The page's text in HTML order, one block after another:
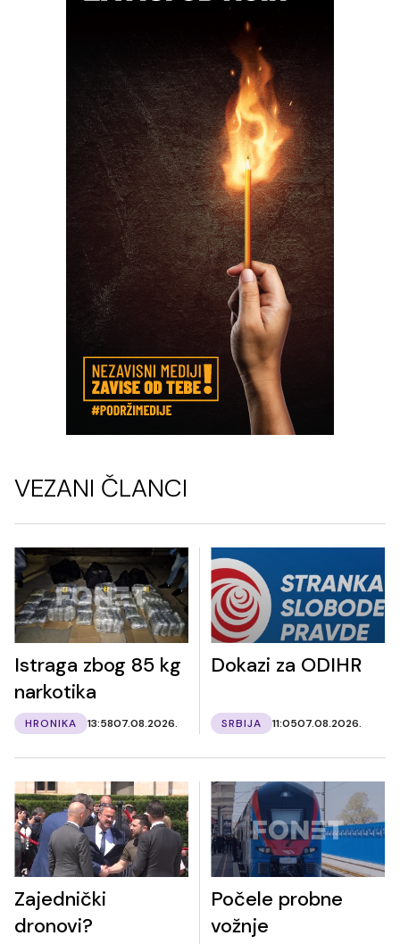
VEZANI ČLANCI
Istraga zbog 85 kg
narkotika
HRONIKA 13:5807.08.2026.
Dokazi za ODIHR
SRBIJA 11:0507.08.2026.
Zajednički
dronovi?
Počele probne
vožnje